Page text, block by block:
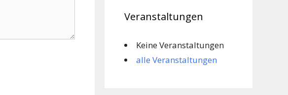
Veranstaltungen
Keine Veranstaltungen
alle Veranstaltungen